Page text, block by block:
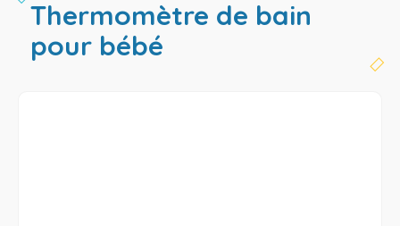
thermomètre de bain
pour bébé